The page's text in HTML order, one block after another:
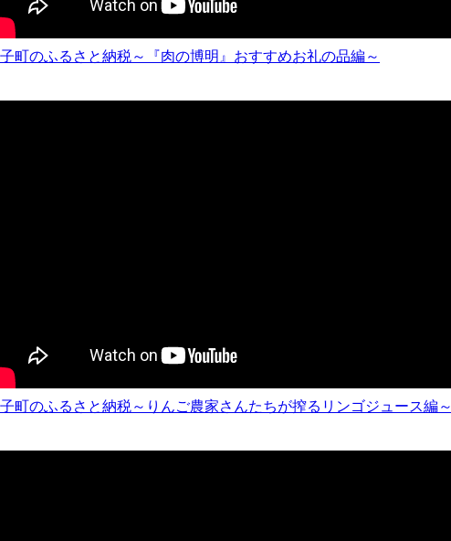
町のふるさと納税～『肉の博明』おすすめお礼の品編～
町のふるさと納税～りんご農家さんたちが搾るリンゴジュース編～